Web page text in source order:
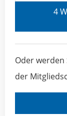
4
Oder werden
der